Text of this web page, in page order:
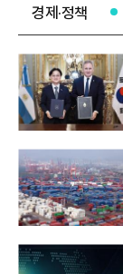
경제·정책